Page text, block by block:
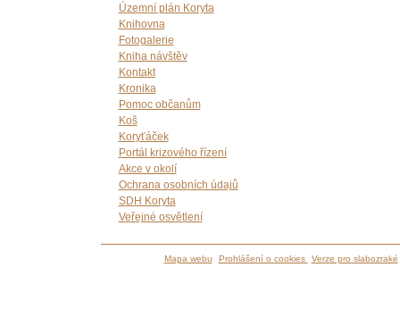
Územní plán Koryta
Knihovna
Fotogalerie
Kniha návštěv
Kontakt
Kronika
Pomoc občanům
Koš
Koryťáček
Portál krizového řízení
Akce v okolí
Ochrana osobních údajů
SDH Koryta
Veřejné osvětlení
Mapa webu Prohlášení o cookies Verze pro slabozraké